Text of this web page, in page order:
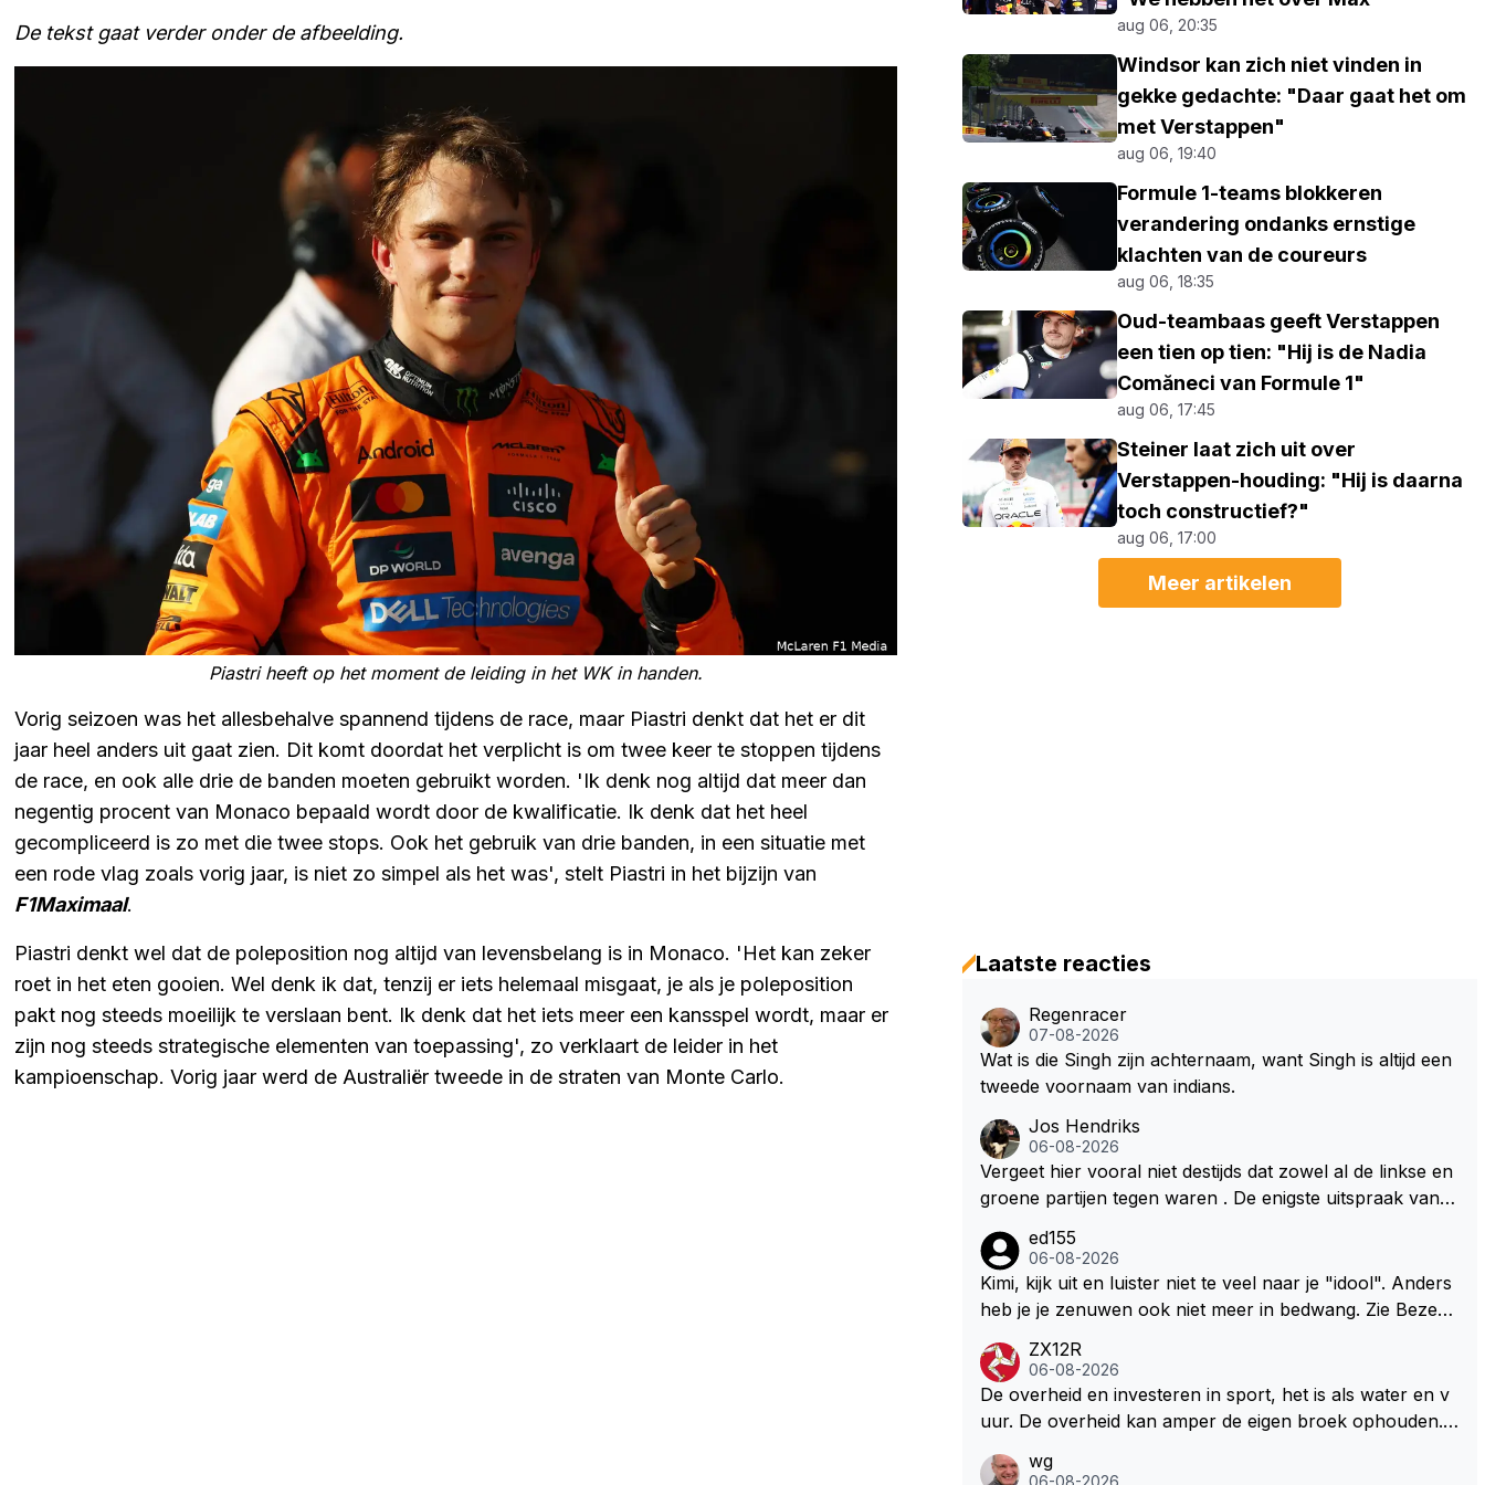
De tekst gaat verder onder de afbeelding.
Piastri heeft op het moment de leiding in het WK in handen.
Vorig seizoen was het allesbehalve spannend tijdens de race, maar Piastri denkt dat het er dit
jaar heel anders uit gaat zien. Dit komt doordat het verplicht is om twee keer te stoppen tijdens
de race, en ook alle drie de banden moeten gebruikt worden. 'Ik denk nog altijd dat meer dan
negentig procent van Monaco bepaald wordt door de kwalificatie. Ik denk dat het heel
gecompliceerd is zo met die twee stops. Ook het gebruik van drie banden, in een situatie met
een rode vlag zoals vorig jaar, is niet zo simpel als het was', stelt Piastri in het bijzijn van
F1Maximaal.
Piastri denkt wel dat de poleposition nog altijd van levensbelang is in Monaco. 'Het kan zeker
roet in het eten gooien. Wel denk ik dat, tenzij er iets helemaal misgaat, je als je poleposition
pakt nog steeds moeilijk te verslaan bent. Ik denk dat het iets meer een kansspel wordt, maar er
zijn nog steeds strategische elementen van toepassing', zo verklaart de leider in het
kampioenschap. Vorig jaar werd de Australiër tweede in de straten van Monte Carlo.
aug 06, 20:35
Windsor kan zich niet vinden in
gekke gedachte: "Daar gaat het om
met Verstappen"
aug 06, 19:40
Formule 1-teams blokkeren
verandering ondanks ernstige
klachten van de coureurs
aug 06, 18:35
Oud-teambaas geeft Verstappen
een tien op tien: "Hij is de Nadia
Comăneci van Formule 1"
aug 06, 17:45
Steiner laat zich uit over
Verstappen-houding: "Hij is daarna
toch constructief?"
aug 06, 17:00
Meer artikelen
Laatste reacties
Regenracer
07-08-2026
Wat is die Singh zijn achternaam, want Singh is altijd een
tweede voornaam van indians.
Jos Hendriks
06-08-2026
Vergeet hier vooral niet destijds dat zowel al de linkse en
groene partijen tegen waren . De enigste uitspraak van e
nen ze hun eigen uitlaat gassen inademen maar niet wet
ende was dat de F1 motor schoner is dan een normale a
uto. Dus denk echt niet dat deze groene/wollen regering
ed155
06-08-2026
Kimi, kijk uit en luister niet te veel naar je "idool". Anders
heb je je zenuwen ook niet meer in bedwang. Zie Bezech
? Veel gezelliger
ZX12R
06-08-2026
De overheid en investeren in sport, het is als water en v
uur. De overheid kan amper de eigen broek ophouden.
Staat het best vergelijken met de sheriff van Nottinghem
wg
06-08-2026